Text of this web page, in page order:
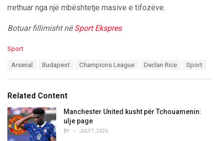
rrethuar nga një mbështetje masive e tifozëve.
Botuar fillimisht nëSport Ekspres
C
o
i
e
s
:
Sport
:
Arsenal Budapest Champions League Declan Rice Sport
Related Content
Manchester United kusht për Tchouamenin:
ulje page
BY JULY 7, 2026